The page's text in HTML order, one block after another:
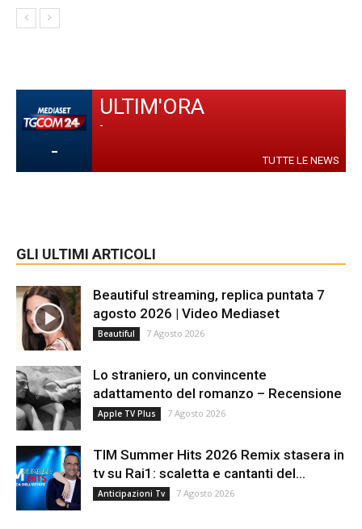
-
ULTIM'ORA
-
TUTTE LE NEWS
GLI ULTIMI ARTICOLI
Beautiful streaming, replica puntata 7
agosto 2026 | Video Mediaset
Beautiful 7 Agosto 2026
Lo straniero, un convincente
adattamento del romanzo – Recensione
Apple TV Plus 7 Agosto 2026
TIM Summer Hits 2026 Remix stasera in
tv su Rai1: scaletta e cantanti del...
Anticipazioni Tv 7 Agosto 2026